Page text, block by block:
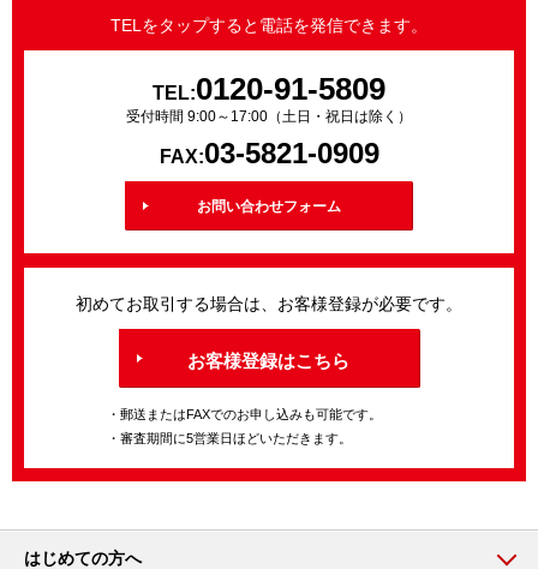
TELをタップすると電話を発信できます。
TEL:0120-91-5809
受付時間 9:00～17:00（土日・祝日は除く）
FAX:03-5821-0909
お問い合わせフォーム
初めてお取引する場合は、お客様登録が必要です。
お客様登録はこちら
・郵送またはFAXでのお申し込みも可能です。
・審査期間に5営業日ほどいただきます。
はじめての方へ